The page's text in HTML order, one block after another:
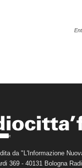
da "L'Informazione
369 - 40131 Bologna